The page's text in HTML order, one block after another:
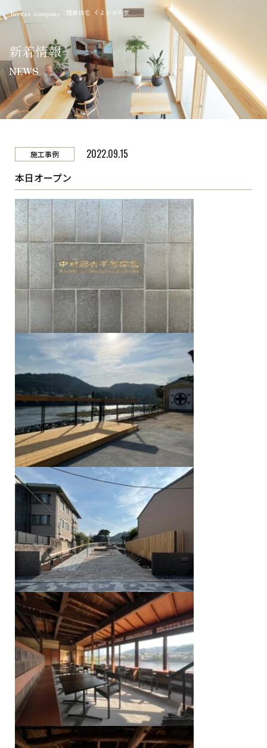
breeze company 健康住宅 そよかぜの家
新着情報
NEWS
施工事例
2022.09.15
本日オープン